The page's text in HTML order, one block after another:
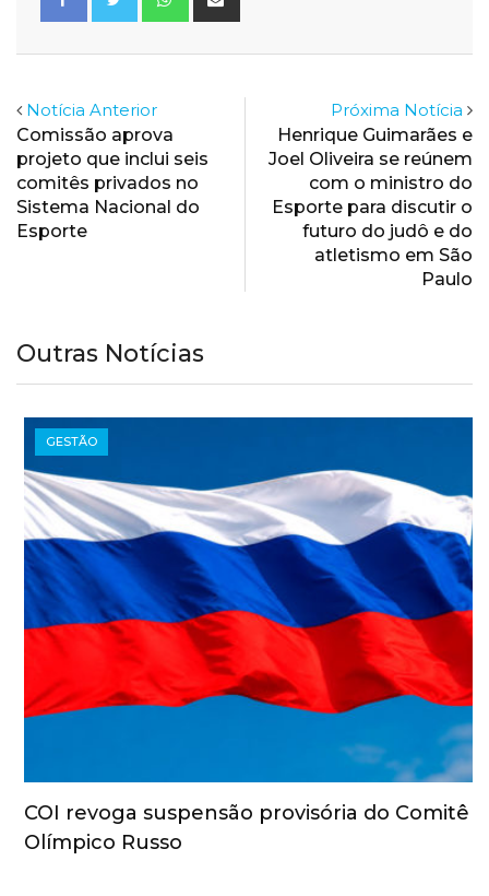
Notícia Anterior
Comissão aprova
projeto que inclui seis
comitês privados no
Sistema Nacional do
Esporte
Próxima Notícia
Henrique Guimarães e
Joel Oliveira se reúnem
com o ministro do
Esporte para discutir o
futuro do judô e do
atletismo em São
Paulo
Outras Notícias
GESTÃO
COI revoga suspensão provisória do Comitê
Olímpico Russo